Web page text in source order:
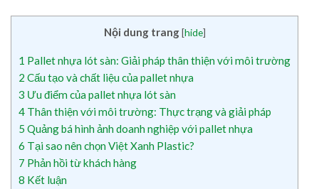
Nội dung trang [hide]
1 Pallet nhựa lót sàn: Giải pháp thân thiện với môi trường
2 Cấu tạo và chất liệu của pallet nhựa
3 Ưu điểm của pallet nhựa lót sàn
4 Thân thiện với môi trường: Thực trạng và giải pháp
5 Quảng bá hình ảnh doanh nghiệp với pallet nhựa
6 Tại sao nên chọn Việt Xanh Plastic?
7 Phản hồi từ khách hàng
8 Kết luận